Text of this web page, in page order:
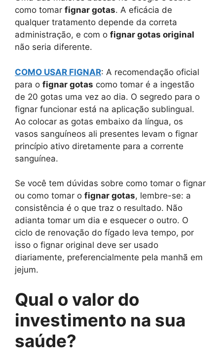
como tomar fignar gotas. A eficácia de
qualquer tratamento depende da correta
administração, e com o fignar gotas original
não seria diferente.
COMO USAR FIGNAR: A recomendação oficial
para o fignar gotas como tomar é a ingestão
de 20 gotas uma vez ao dia. O segredo para o
fignar funcionar está na aplicação sublingual.
Ao colocar as gotas embaixo da língua, os
vasos sanguíneos ali presentes levam o fignar
princípio ativo diretamente para a corrente
sanguínea.
Se você tem dúvidas sobre como tomar o fignar
ou como tomar o fignar gotas, lembre-se: a
consistência é o que traz o resultado. Não
adianta tomar um dia e esquecer o outro. O
ciclo de renovação do fígado leva tempo, por
isso o fignar original deve ser usado
diariamente, preferencialmente pela manhã em
jejum.
Qual o valor do
investimento na sua
saúde?